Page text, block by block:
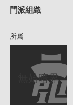
門派組織
所屬
無始暗界